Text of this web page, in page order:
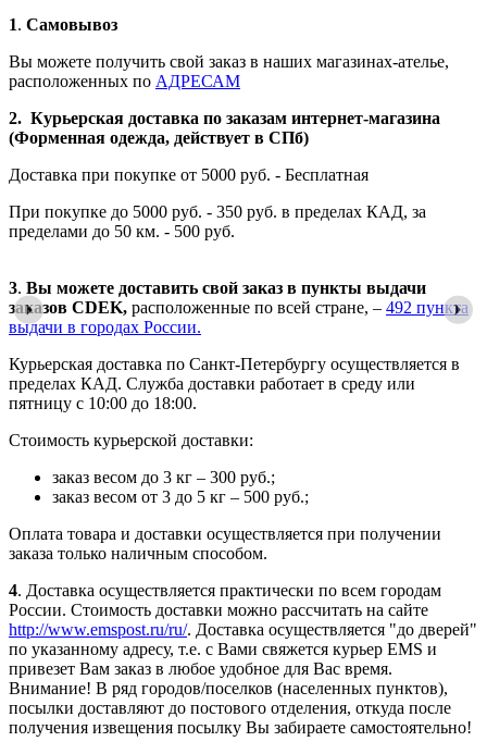
1. Самовывоз
Вы можете получить свой заказ в наших магазинах-ателье,
расположенных по АДРЕСАМ
2. Курьерская доставка по заказам интернет-магазина
(Форменная одежда, действует в СПб)
Доставка при покупке от 5000 руб. - Бесплатная
При покупке до 5000 руб. - 350 руб. в пределах КАД, за
пределами до 50 км. - 500 руб.
3. Вы можете доставить свой заказ в пункты выдачи
заказов CDEK, расположенные по всей стране, – 492 пункта
выдачи в городах России.
Курьерская доставка по Санкт-Петербургу осуществляется в
пределах КАД. Служба доставки работает в среду или
пятницу с 10:00 до 18:00.
Стоимость курьерской доставки:
заказ весом до 3 кг – 300 руб.;
заказ весом от 3 до 5 кг – 500 руб.;
Оплата товара и доставки осуществляется при получении
заказа только наличным способом.
4. Доставка осуществляется практически по всем городам
России. Стоимость доставки можно рассчитать на сайте
http://www.emspost.ru/ru/. Доставка осуществляется "до дверей"
по указанному адресу, т.е. с Вами свяжется курьер ЕМS и
привезет Вам заказ в любое удобное для Вас время.
Внимание! В ряд городов/поселков (населенных пунктов),
посылки доставляют до постового отделения, откуда после
получения извещения посылку Вы забираете самостоятельно!